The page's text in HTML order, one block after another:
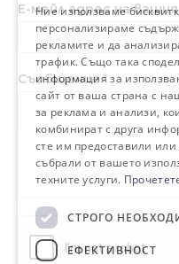
Е-мейл адрес на
Съобщение *
Ние използваме
персонализираме
рекламите и да
трафик. Също така
информация за
сайт от ваша страна с
за реклама и анализи,
комбинират с друга
сте им предоставили или
събрали от вашето
техните услуги.
СТРОГО
ЕФЕКТИВНОСТ